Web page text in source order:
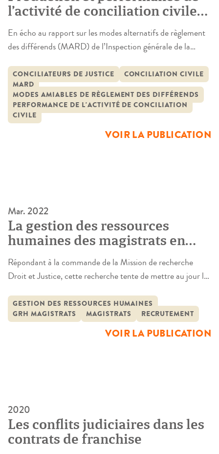
l’activité de conciliation civile
en France : approches
quantitatives, qualitatives et
expérimentales
En écho au rapport sur les modes alternatifs de règlement
des différends (MARD) de l’Inspection générale de la
l’activité de conciliation civile en France (2-PAC) » enrichit
la connaissance de l’activité de conciliation civile en France.
Son originalité est de s’appuyer sur des méthodologies
quantitatives, qualitatives […]
CONCILIATEURS DE JUSTICE
CONCILIATION CIVILE
MARD
MODES AMIABLES DE RÈGLEMENT DES DIFFÉRENDS
PERFORMANCE DE L'ACTIVITÉ DE CONCILIATION
CIVILE
VOIR LA PUBLICATION
Mar. 2022
La gestion des ressources
humaines des magistrats en
France et en Europe
Répondant à la commande de la Mission de recherche
Droit et Justice, cette recherche tente de mettre au jour les
(GRH) des magistrat·es. Conduite par une équipe
pluridisciplinaire (droit, sciences de gestion et sociologie)
de chercheur·ses français et belges, elle vise à caractériser le
GESTION DES RESSOURCES HUMAINES
GRH MAGISTRATS
MAGISTRATS RECRUTEMENT
VOIR LA PUBLICATION
2020
Les conflits judiciaires dans les
contrats de franchise